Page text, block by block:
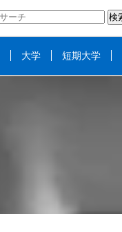
大学 短期大学